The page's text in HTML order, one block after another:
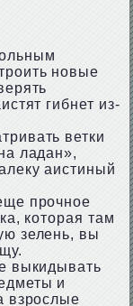
новые
гибнет из-
ветки
ладан»,
аистиный
прочное
которая там
зелень, вы
выкидывать
и
взрослые